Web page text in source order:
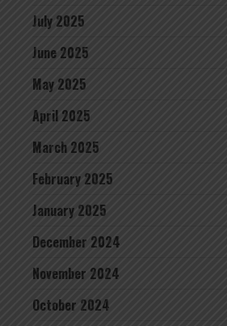
July 2025
June 2025
May 2025
April 2025
March 2025
February 2025
January 2025
December 2024
November 2024
October 2024